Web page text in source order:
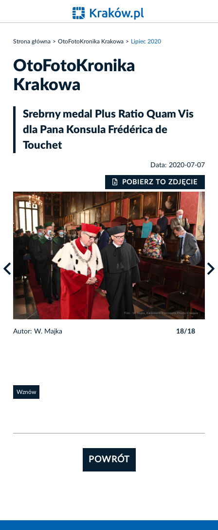
Strona główna OtoFotoKronika Krakowa Lipiec 2020
OtoFotoKronika
Krakowa
Srebrny medal Plus Ratio Quam Vis
dla Pana Konsula Frédérica de
Touchet
Data: 2020-07-07
POBIERZ TO ZDJĘCIE
Autor: W. Majka 18/18
Wznów
POWRÓT